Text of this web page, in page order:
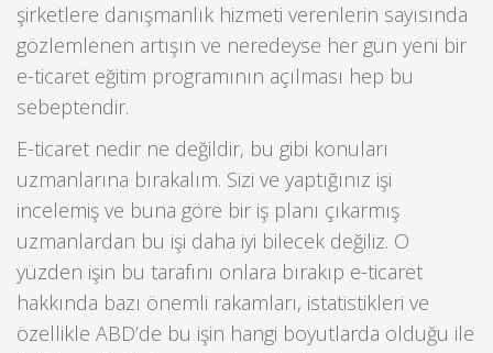
şirketlere danışmanlık hizmeti verenlerin sayısında
gözlemlenen artışın ve neredeyse her gün yeni bir
e-ticaret eğitim programının açılması hep bu
sebeptendir.
E-ticaret nedir ne değildir, bu gibi konuları
uzmanlarına bırakalım. Sizi ve yaptığınız işi
incelemiş ve buna göre bir iş planı çıkarmış
uzmanlardan bu işi daha iyi bilecek değiliz. O
yüzden işin bu tarafını onlara bırakıp e-ticaret
hakkında bazı önemli rakamları, istatistikleri ve
özellikle ABD’de bu işin hangi boyutlarda olduğu ile